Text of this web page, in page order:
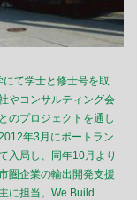
て学士と修士号を取
やコンサルティング会
のプロジェクトを通し
年3月にポートラン
入局し、同年10月より
圏企業の輸出開発支援
に担当。We Build